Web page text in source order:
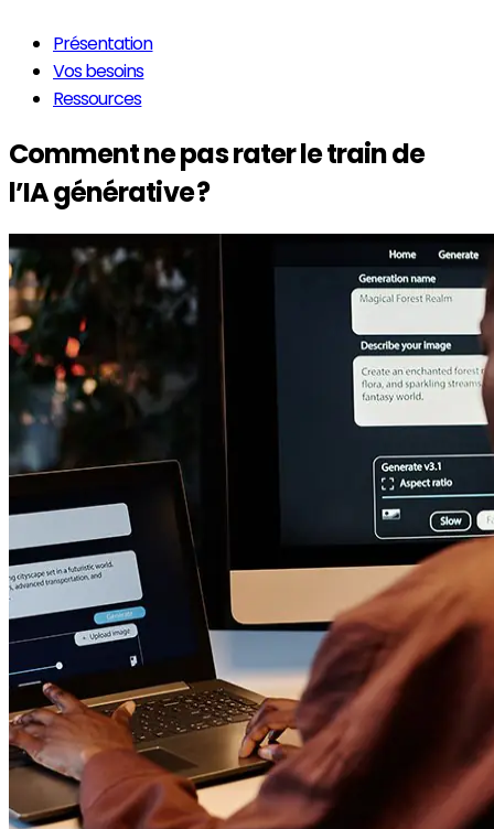
Présentation
Vos besoins
Ressources
Comment ne pas rater le train de
l’IA générative?